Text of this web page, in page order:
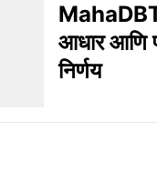
MahaDBT
आधार आणि
निर्णय